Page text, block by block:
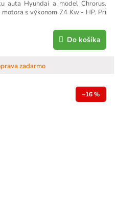
zadarmo
Do košíka
auta Hyundai a model Chrorus.
s výkonom 74 Kw - HP. Pri
–16 %